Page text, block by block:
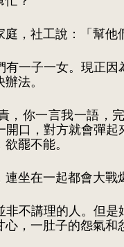
，社工說：「幫他
一子一女。現正
法。
，你一言我一語，
口，對方就會彈
罷不能。
坐在一起都會大戰
非不講理的人。但
，一肚子的怨氣和